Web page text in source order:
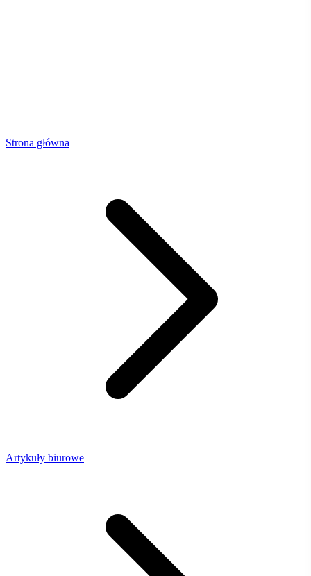
Strona główna
Artykuły biurowe